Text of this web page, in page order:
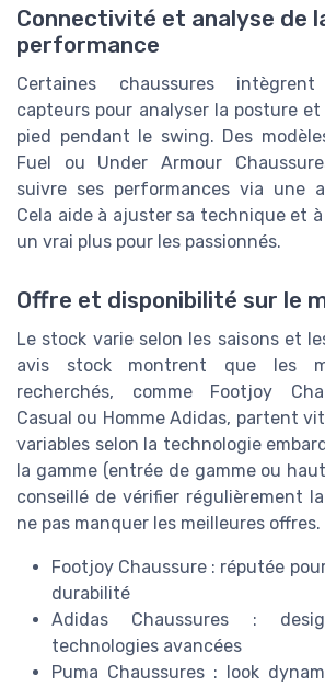
Connectivité et analyse de
performance
Certaines chaussures
capteurs pour analyser la posture
pied pendant le swing. Des
Fuel ou Under Armour
suivre ses performances via une
Cela aide à ajuster sa technique et
un vrai plus pour les passionnés.
Offre et disponibilité sur le
Le stock varie selon les saisons et
avis stock montrent que les
recherchés, comme Footjoy
Casual ou Homme Adidas, partent
variables selon la technologie
la gamme (entrée de gamme ou
conseillé de vérifier régulièrement
ne pas manquer les meilleures offres.
Footjoy Chaussure : réputée
durabilité
Adidas Chaussures :
technologies avancées
Puma Chaussures : look